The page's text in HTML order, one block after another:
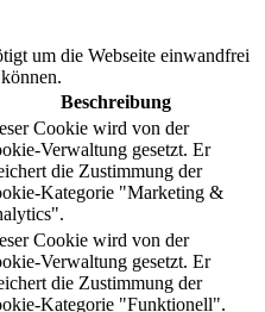
um die Webseite einwandfrei
Beschreibung
Cookie wird von der
Verwaltung gesetzt. Er
die Zustimmung der
Kategorie "Marketing &
Cookie wird von der
Verwaltung gesetzt. Er
die Zustimmung der
Kategorie "Funktionell".